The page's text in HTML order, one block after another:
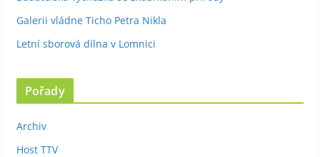
Galerii vládne Ticho Petra Nikla
Letní sborová dílna v Lomnici
Pořady
Archiv
Host TTV